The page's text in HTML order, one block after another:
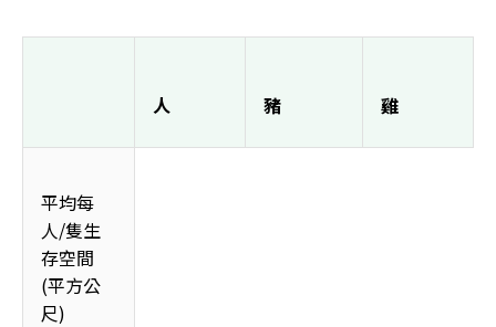
人 豬 雞
平均每
人/隻生
存空間
(平方公
尺)